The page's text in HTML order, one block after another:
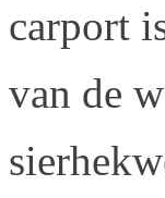
carport
van de